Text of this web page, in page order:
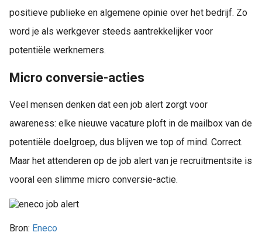
positieve publieke en algemene opinie over het bedrijf. Zo
word je als werkgever steeds aantrekkelijker voor
potentiële werknemers.
Micro conversie-acties
Veel mensen denken dat een job alert zorgt voor
awareness: elke nieuwe vacature ploft in de mailbox van de
potentiële doelgroep, dus blijven we top of mind. Correct.
Maar het attenderen op de job alert van je recruitmentsite is
vooral een slimme micro conversie-actie.
Bron: Eneco